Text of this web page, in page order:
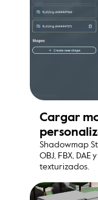
Cargar
Shadowmap
OBJ, FBX,
texturizados.